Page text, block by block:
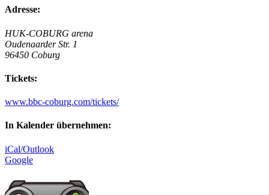
Adresse:
HUK-COBURG arena
Oudenaarder Str. 1
96450 Coburg
Tickets:
www.bbc-coburg.com/tickets/
In Kalender übernehmen:
iCal/Outlook
Google